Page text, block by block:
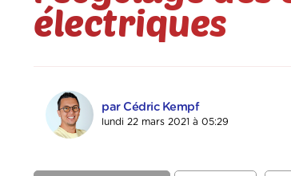
électriques
par Cédric Kempf
lundi 22 mars 2021 à 05:29